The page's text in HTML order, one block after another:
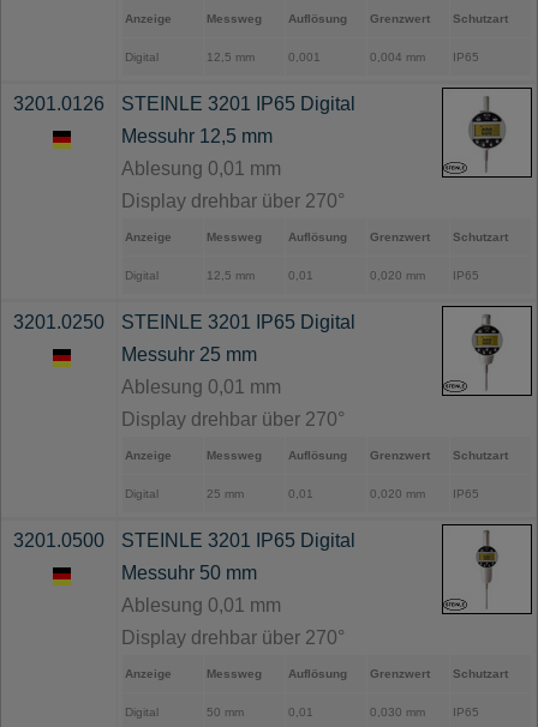
Anzeige Messweg Auflösung Grenzwert Schutzart
Digital 12,5 mm 0,001 0,004 mm IP65
3201.0126
STEINLE 3201 IP65 Digital
Messuhr 12,5 mm
Ablesung 0,01 mm
Display drehbar über 270°
Anzeige Messweg Auflösung Grenzwert Schutzart
Digital 12,5 mm 0,01 0,020 mm IP65
3201.0250
STEINLE 3201 IP65 Digital
Messuhr 25 mm
Ablesung 0,01 mm
Display drehbar über 270°
Anzeige Messweg Auflösung Grenzwert Schutzart
Digital 25 mm 0,01 0,020 mm IP65
3201.0500
STEINLE 3201 IP65 Digital
Messuhr 50 mm
Ablesung 0,01 mm
Display drehbar über 270°
Anzeige Messweg Auflösung Grenzwert Schutzart
Digital 50 mm 0,01 0,030 mm IP65